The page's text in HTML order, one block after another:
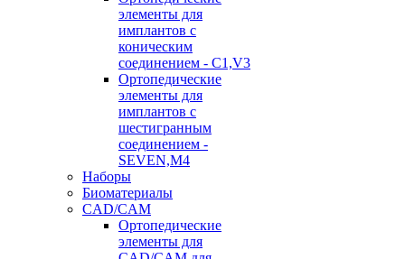
элементы для
имплантов с
коническим
соединением - C1,V3
Ортопедические
элементы для
имплантов с
шестигранным
соединением -
SEVEN,M4
Наборы
Биоматериалы
CAD/CAM
Ортопедические
элементы для